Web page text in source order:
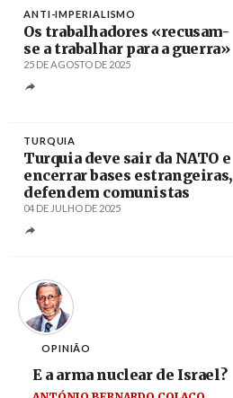
ANTI-IMPERIALISMO
Os trabalhadores «recusam-
se a trabalhar para a guerra»
25 DE AGOSTO DE 2025
TURQUIA
Turquia deve sair da NATO e
encerrar bases estrangeiras,
defendem comunistas
04 DE JULHO DE 2025
OPINIÃO
E a arma nuclear de Israel?